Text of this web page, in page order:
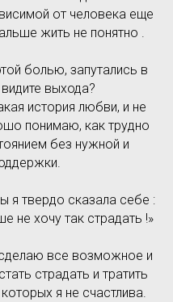
от человека еще
жить не понятно .
болью, запутались в
выхода?
история любви, и не
понимаю, как трудно
без нужной и
я твердо сказала себе :
не хочу так страдать !»
все возможное и
страдать и тратить
я не счастлива.